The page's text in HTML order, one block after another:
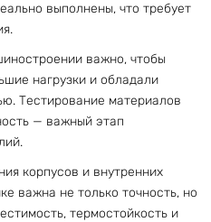
выполнены, что требует
важно, чтобы
нагрузки и обладали
Тестирование материалов
— важный этап
корпусов и внутренних
важна не только точность, но
термостойкость и